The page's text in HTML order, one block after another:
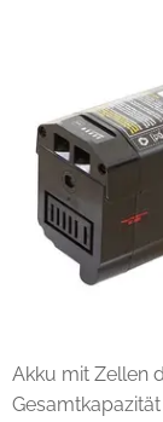
Akku mit Zellen